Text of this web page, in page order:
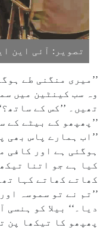
تصویر: آئی این
’’میری منگنی طے
وہ سب کینٹین میں
تھیں۔ ’’کس کے
’’پھپھو کے بیٹے کے
’’اب ہمارے پاس بھی
ہوگئی ہے اور کافی
کیا ہے جو اتنا
کھاتے کھاتے کہا
’’تم نے تو سموسہ
دیا۔‘‘ بیلا کو
پھپھو کا تیکھا پن